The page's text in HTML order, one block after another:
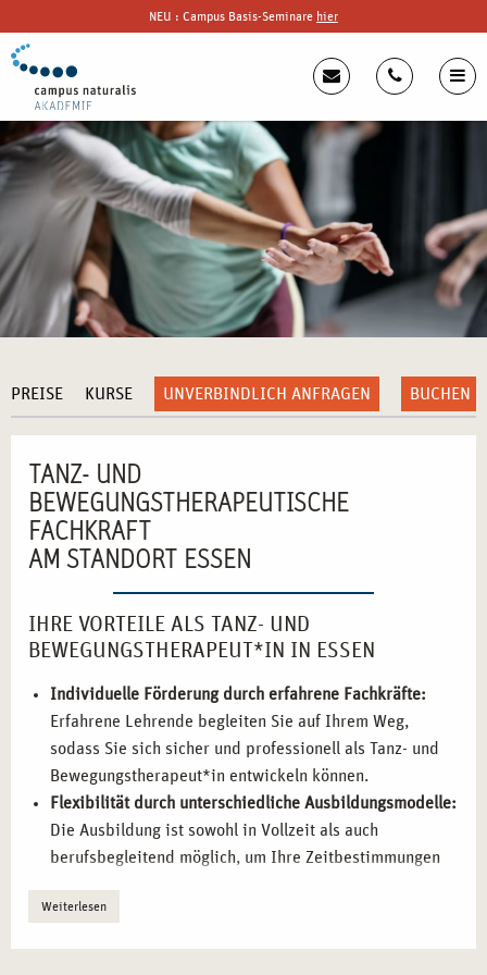
NEU : Campus Basis-Seminare hier
PREISE KURSE UNVERBINDLICH ANFRAGEN BUCHEN
TANZ- UND
BEWEGUNGSTHERAPEUTISCHE
FACHKRAFT
AM STANDORT ESSEN
IHRE VORTEILE ALS TANZ- UND
BEWEGUNGSTHERAPEUT*IN IN ESSEN
Individuelle Förderung durch erfahrene Fachkräfte:
Erfahrene Lehrende begleiten Sie auf Ihrem Weg,
sodass Sie sich sicher und professionell als Tanz- und
Bewegungstherapeut*in entwickeln können.
Flexibilität durch unterschiedliche Ausbildungsmodelle:
Die Ausbildung ist sowohl in Vollzeit als auch
berufsbegleitend möglich, um Ihre Zeitbestimmungen
Praxisorientierte Ausbildung:
Weiterlesen